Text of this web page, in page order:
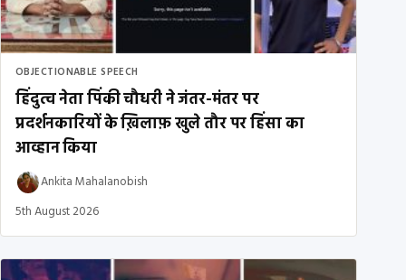
OBJECTIONABLE SPEECH
हिंदुत्व नेता पिंकी चौधरी ने जंतर-मंतर पर
प्रदर्शनकारियों के ख़िलाफ़ खुले तौर पर हिंसा का
आव्हान किया
Ankita Mahalanobish
5th August 2026